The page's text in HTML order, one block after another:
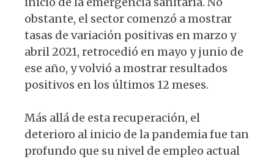
obstante, el sector comenzó a mostrar
tasas de variación positivas en marzo y
abril 2021, retrocedió en mayo y junio de
ese año, y volvió a mostrar resultados
positivos en los últimos 12 meses.
Más allá de esta recuperación, el
deterioro al inicio de la pandemia fue tan
profundo que su nivel de empleo actual